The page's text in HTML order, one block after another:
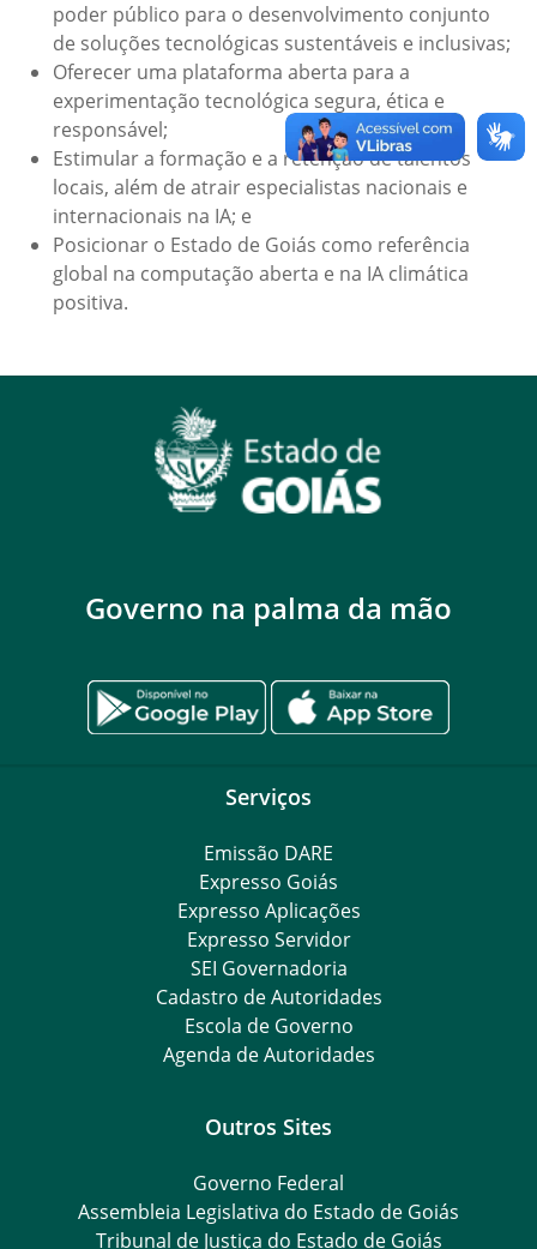
poder público para o desenvolvimento conjunto
de soluções tecnológicas sustentáveis e inclusivas;
Oferecer uma plataforma aberta para a
experimentação tecnológica segura, ética e
responsável;
Estimular a formação e a retenção de talentos
locais, além de atrair especialistas nacionais e
internacionais na IA; e
Posicionar o Estado de Goiás como referência
global na computação aberta e na IA climática
positiva.
Governo na palma da mão
Serviços
Emissão DARE
Expresso Goiás
Expresso Aplicações
Expresso Servidor
SEI Governadoria
Cadastro de Autoridades
Escola de Governo
Agenda de Autoridades
Outros Sites
Governo Federal
Assembleia Legislativa do Estado de Goiás
Tribunal de Justiça do Estado de Goiás